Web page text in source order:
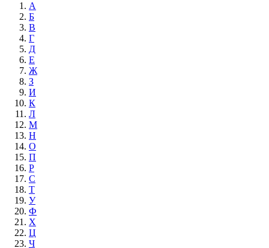
А
Б
В
Г
Д
Е
Ж
З
И
К
Л
М
Н
О
П
Р
С
Т
У
Ф
Х
Ц
Ч